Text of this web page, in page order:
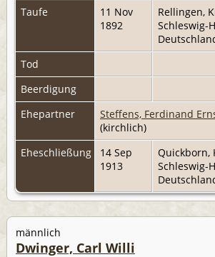
Taufe
11 Nov
1892
Rellingen,
Schleswig-
Tod
Beerdigung
Ehepartner
Steffens, Ferdinand
(kirchlich)
Eheschließung
14 Sep
1913
Quickborn,
Schleswig-
männlich
Dwinger, Carl Willi